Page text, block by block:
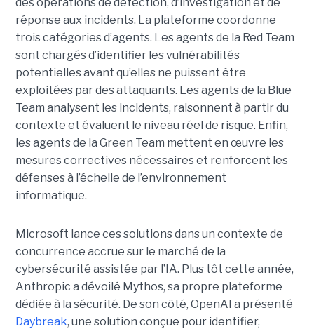
réponse aux incidents. La plateforme coordonne
trois catégories d’agents. Les agents de la Red Team
sont chargés d’identifier les vulnérabilités
potentielles avant qu’elles ne puissent être
exploitées par des attaquants. Les agents de la Blue
Team analysent les incidents, raisonnent à partir du
contexte et évaluent le niveau réel de risque. Enfin,
les agents de la Green Team mettent en œuvre les
mesures correctives nécessaires et renforcent les
défenses à l’échelle de l’environnement
informatique.
Microsoft lance ces solutions dans un contexte de
concurrence accrue sur le marché de la
cybersécurité assistée par l’IA. Plus tôt cette année,
Anthropic a dévoilé Mythos, sa propre plateforme
dédiée à la sécurité. De son côté, OpenAI a présenté
Daybreak, une solution conçue pour identifier,